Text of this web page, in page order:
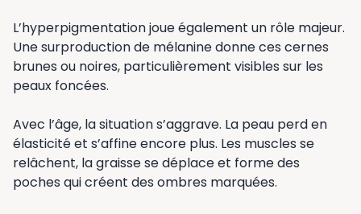
L’hyperpigmentation joue également un rôle majeur.
Une surproduction de mélanine donne ces cernes
brunes ou noires, particulièrement visibles sur les
peaux foncées.
Avec l’âge, la situation s’aggrave. La peau perd en
élasticité et s’affine encore plus. Les muscles se
relâchent, la graisse se déplace et forme des
poches qui créent des ombres marquées.